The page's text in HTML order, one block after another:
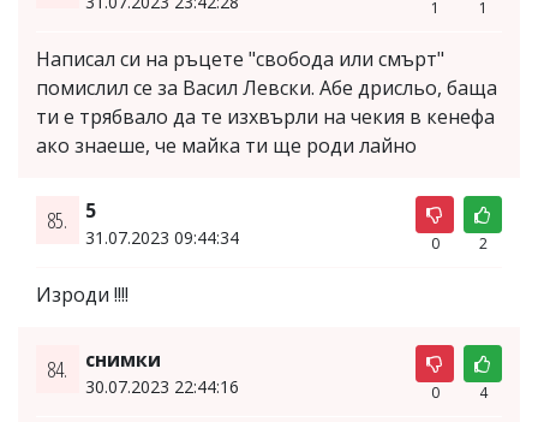
1 1
Написал си на ръцете "свобода или смърт"
помислил се за Васил Левски. Абе дрисльо, баща
ти е трябвало да те изхвърли на чекия в кенефа
ако знаеше, че майка ти ще роди лайно
85. 5
31.07.2023 09:44:34 0 2
Изроди !!!!
84. снимки
30.07.2023 22:44:16 0 4